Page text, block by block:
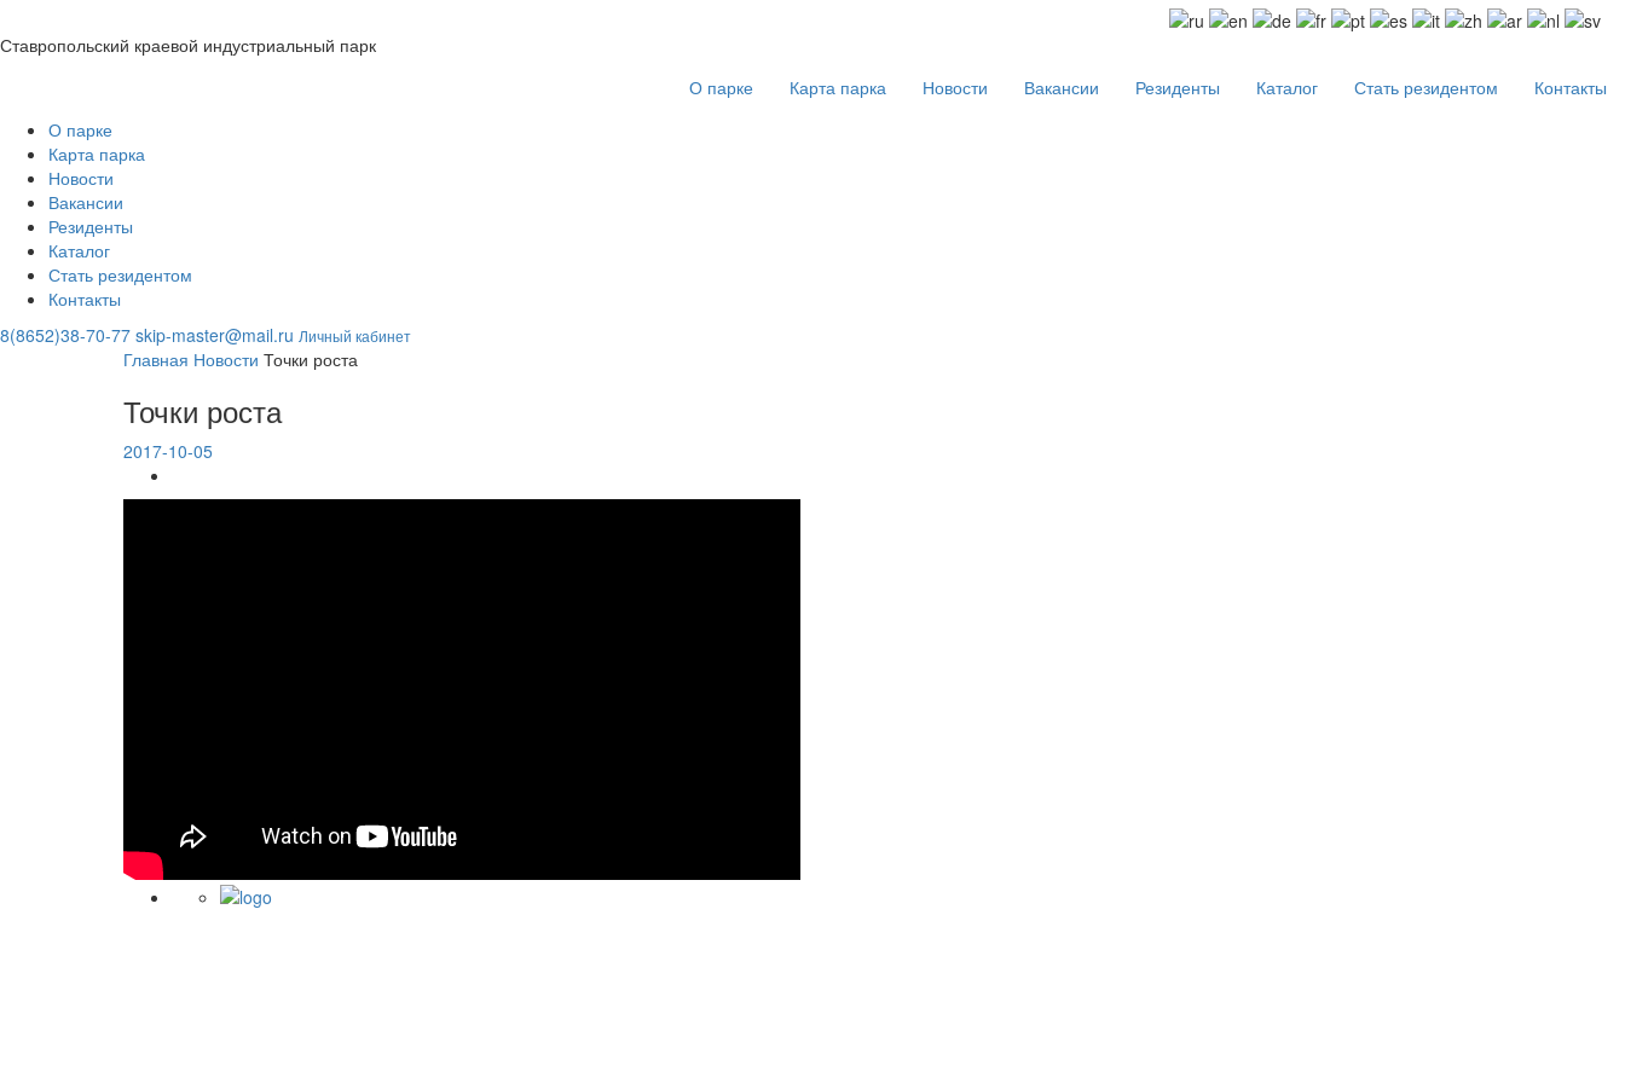
Ставропольский краевой индустриальный парк
О парке
Карта парка Новости Вакансии Резиденты Каталог Стать резидентом
Контакты
О парке
Карта парка
Новости
Вакансии
Резиденты
Каталог
Стать резидентом
Контакты
8(8652)38-70-77 skip-master@mail.ru Личный кабинет
Главная Новости Точки роста
Точки роста
2017-10-05